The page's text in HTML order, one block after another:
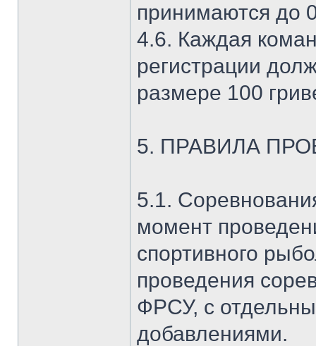
принимаются до
4.6. Каждая
регистрации
размере 100
5. ПРАВИЛА
5.1.
момент
спортивного
проведения
ФРСУ, с
добавлениями.